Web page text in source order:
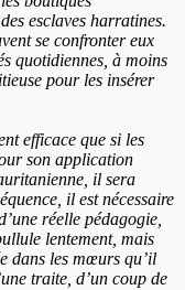
esclaves harratines.
se confronter eux
quotidiennes, à moins
pour les insérer
efficace que si les
son application
il sera
il est nécessaire
réelle pédagogie,
lentement, mais
dans les mœurs qu’il
traite, d’un coup de